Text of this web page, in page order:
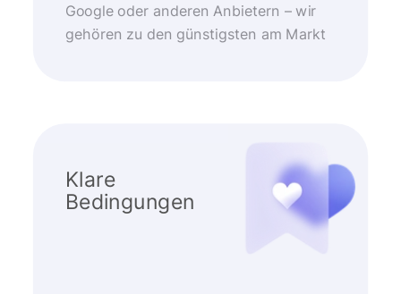
Google oder anderen Anbietern – wir
gehören zu den günstigsten am Markt
Klare
Bedingungen